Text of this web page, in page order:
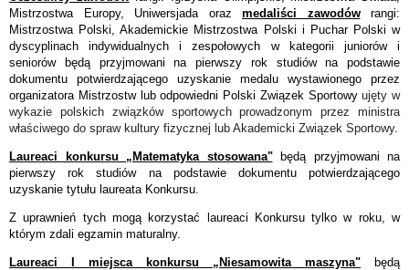
Mistrzostwa Europy, Uniwersjada oraz medaliści zawodówrangi:
Mistrzostwa Polski, Akademickie Mistrzostwa Polski i Puchar Polski w
dyscyplinach indywidualnych i zespołowych w kategorii juniorów i
seniorów będą przyjmowani na pierwszy rok studiów na podstawie
dokumentu potwierdzającego uzyskanie medalu wystawionego przez
organizatora Mistrzostw lub odpowiedni Polski Związek Sportowyujęty w
wykazie polskich związków sportowych prowadzonym przez ministra
właściwego do spraw kultury fizycznej lub Akademicki Związek Sportowy.
Laureaci konkursu „Matematyka stosowana"będą przyjmowani na
pierwszy rok studiów na podstawie dokumentu potwierdzającego
uzyskanie tytułu laureata Konkursu.
Z uprawnień tych mogą korzystać laureaci Konkursu tylko w roku, w
którym zdali egzamin maturalny.
Laureaci I miejsca konkursu „Niesamowita maszyna" będą